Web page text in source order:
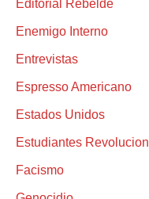
Editorial Rebelde
Enemigo Interno
Entrevistas
Espresso Americano
Estados Unidos
Estudiantes
Facismo